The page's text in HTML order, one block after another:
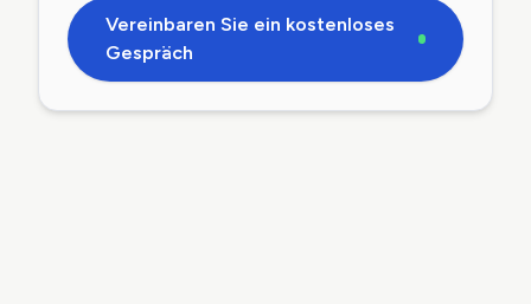
Vereinbaren Sie ein kostenloses
Gespräch